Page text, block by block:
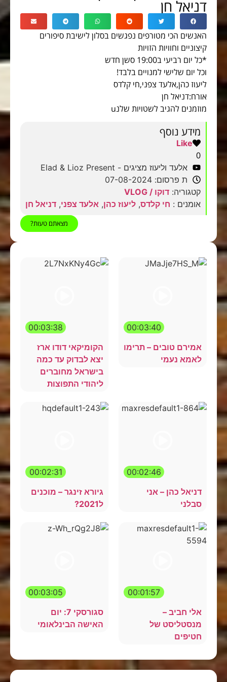
דניאל חן
האנשים הכי מטורפים נפגשים בסלון לישיבת סיפורים
קיצוניים וחוויות הזויות
*כל יום רביעי ב19:00 סשן חדש
וכל יום שלישי למנויים בלבד!
ליעוז כהן,אלעד צפני,חי קלדס
אורח:דניאל חן
מוזמנים להגיב לשטויות שלנu
מידע נוסף
Like
0
אלעד וליעוז מציגים - Elad & Lioz Present
ת פרסום: 07-08-2024
קטגוריה: דוקו / VLOG
אומנים : חי קלדס, ליעוז כהן, אלעד צפני, דניאל חן
מצאתם טעות?
00:03:40
אמירם טובים – תרימו
לאמא נעמי
00:03:38
הקומיקאי דודו ארז
יצא לבדוק עד כמה
בישראל מחוברים
ליהודי התפוצות
00:02:46
דניאל כהן – אני
סבלני
00:02:31
גיורא זינגר – מוכנים
ל2021?
00:01:57
אלי חביב –
מנסטליסט של
חטיפים
00:03:05
סגורסקי 7: יום
האישה הבינלאומי